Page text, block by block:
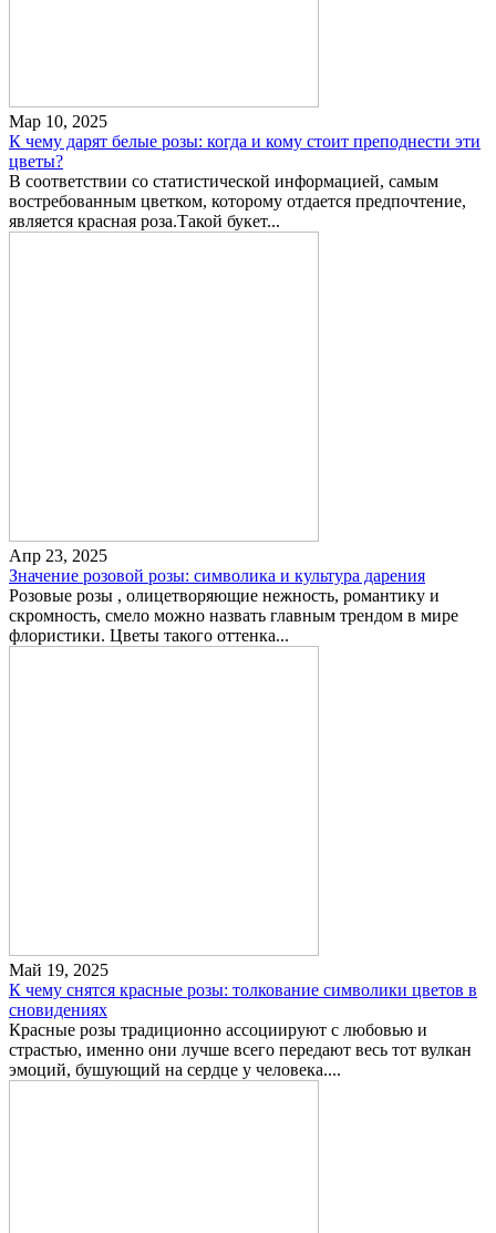
Мар 10, 2025
К чему дарят белые розы: когда и кому стоит преподнести эти
цветы?
В соответствии со статистической информацией, самым
востребованным цветком, которому отдается предпочтение,
является красная роза.Такой букет...
Апр 23, 2025
Значение розовой розы: символика и культура дарения
Розовые розы , олицетворяющие нежность, романтику и
скромность, смело можно назвать главным трендом в мире
флористики. Цветы такого оттенка...
Май 19, 2025
К чему снятся красные розы: толкование символики цветов в
сновидениях
Красные розы традиционно ассоциируют с любовью и
страстью, именно они лучше всего передают весь тот вулкан
эмоций, бушующий на сердце у человека....